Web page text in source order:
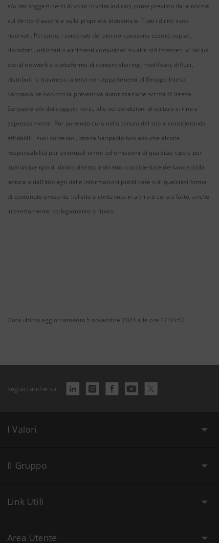
e/o dei soggetti terzi di volta in volta indicati, come previsto dalle norme
sul diritto d'autore e sulla proprietà industriale. Tutti i diritti sono
riservati. Pertanto, i contenuti del sito non possono essere copiati,
riprodotti, utilizzati o altrimenti comunicati su altri siti Internet, ivi inclusi
social network e piattaforme di content sharing, modificati, diffusi,
distribuiti o trasmessi a terzi non appartenenti al Gruppo Intesa
Sanpaolo se non con la preventiva autorizzazione scritta di Intesa
Sanpaolo e/o dei soggetti terzi, alle cui condizioni di utilizzo si rinvia
espressamente. Pur ponendo cura nella tenuta del sito e considerando
affidabili i suoi contenuti, Intesa Sanpaolo non assume alcuna
responsabilità per eventuali errori od omissioni di qualsiasi tipo e per
qualunque tipo di danno diretto, indiretto o accidentale derivante dalla
lettura o dall'impiego delle informazioni pubblicate o di qualsiasi forma
di contenuto presente nel sito o contenuto in altri siti cui sia fatto, anche
indirettamente, collegamento o rinvio.
Data ultimo aggiornamento 5 novembre 2024 alle ore 17:33:50
Seguici anche su
I Valori
Il Gruppo
Link Utili
Area Utente